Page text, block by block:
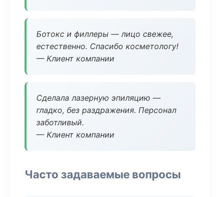
Ботокс и филлеры — лицо свежее,
естественно. Спасибо косметологу!
— Клиент компании
Сделала лазерную эпиляцию —
гладко, без раздражения. Персонал
заботливый.
— Клиент компании
Часто задаваемые вопросы